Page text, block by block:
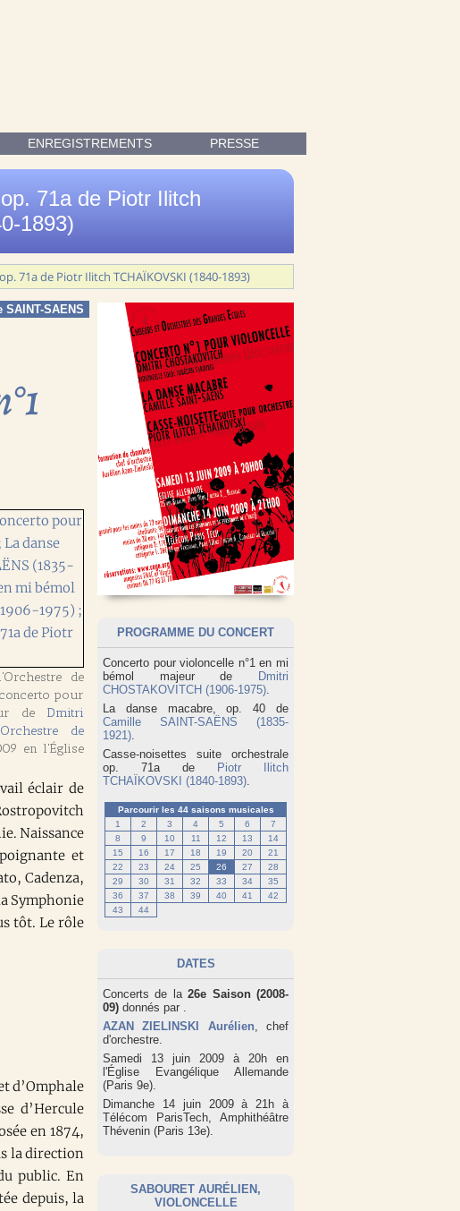
; CONCERTO POUR VIOLONCELLE N°1 DE CHOSTAKOVITCH ;
ENREGISTREMENTS PRESSE
71a de Piotr Ilitch
1893)
71a de Piotr Ilitch TCHAÏKOVSKI (1840-1893)
PROGRAMME DU CONCERT
Concerto pour violoncelle n°1 en mi
bémol majeur de Dmitri
CHOSTAKOVITCH (1906-1975)
La danse macabre, op. 40 de
Camille SAINT-SAËNS (1835-
1921)
Casse-noisettes suite orchestrale
op. 71a de Piotr Ilitch
TCHAÏKOVSKI (1840-1893)
Parcourir les 44 saisons musicales
1
2 3 4 5 6
7
8
9 10 11 12 13
14
15
16 17 18 19 20
21
22
23 24 25 26 27
28
29
30 31 32 33 34
35
36
37 38 39 40 41
42
43
44
DATES
Concerts de la26e Saison (2008-
09) donnés par
AZAN ZIELINSKI Aurélien , chef
d'orchestre.
Samedi 13 juin 2009 à 20h en
l'Église Evangélique Allemande
(Paris 9e).
Dimanche 14 juin 2009 à 21h à
Télécom ParisTech, Amphithéâtre
Thévenin (Paris 13e).
SABOURET AURÉLIEN,
VIOLONCELLE
SAINT-SAENS
de
pour
de Dmitri
Orchestre de
en l'Église
éclair de
Naissance
et
Cadenza,
Symphonie
tôt. Le rôle
d’Omphale
d’Hercule
en 1874,
la direction
public. En
depuis, la